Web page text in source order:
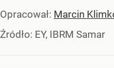
Opracował: Marcin
Źródło: EY, IBRM Samar